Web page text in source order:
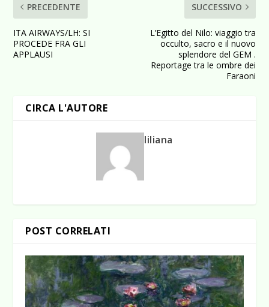
PRECEDENTE
ITA AIRWAYS/LH: SI
PROCEDE FRA GLI
APPLAUSI
SUCCESSIVO
L’Egitto del Nilo: viaggio tra
occulto, sacro e il nuovo
splendore del GEM .
Reportage tra le ombre dei
Faraoni
CIRCA L'AUTORE
liliana
POST CORRELATI